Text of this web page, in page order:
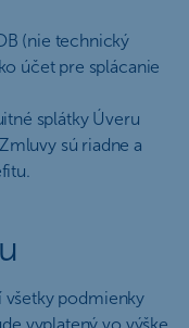
(nie technický
účet pre splácanie
splátky Úveru
sú riadne a
všetky podmienky